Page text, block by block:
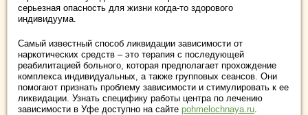
серьезная опасность для жизни когда-то здорового
индивидуума.
Самый известный способ ликвидации зависимости от
наркотических средств – это терапия с последующей
реабилитацией больного, которая предполагает прохождение
комплекса индивидуальных, а также групповых сеансов. Они
помогают признать проблему зависимости и стимулировать к ее
ликвидации. Узнать специфику работы центра по лечению
зависимости в Уфе доступно на сайте pohmelochnaya.ru.